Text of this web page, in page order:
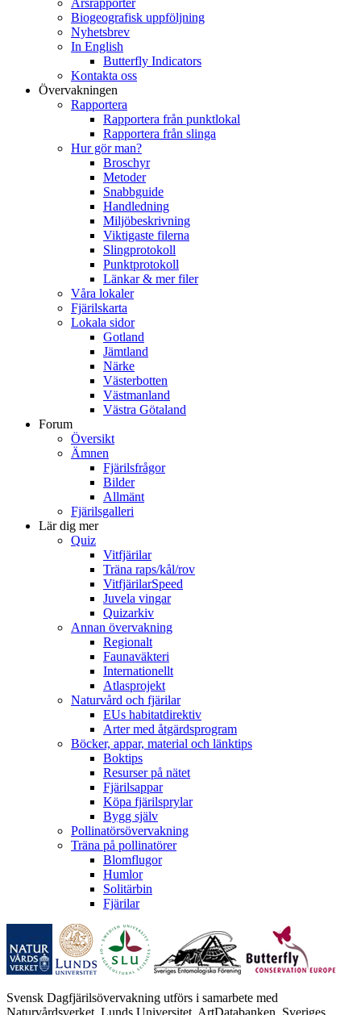
Biogeografisk uppföljning
Nyhetsbrev
In English
Butterfly Indicators
Kontakta oss
Övervakningen
Rapportera
Rapportera från punktlokal
Rapportera från slinga
Hur gör man?
Broschyr
Metoder
Snabbguide
Handledning
Miljöbeskrivning
Viktigaste filerna
Slingprotokoll
Punktprotokoll
Länkar & mer filer
Våra lokaler
Fjärilskarta
Lokala sidor
Gotland
Jämtland
Närke
Västerbotten
Västmanland
Västra Götaland
Forum
Översikt
Ämnen
Fjärilsfrågor
Bilder
Allmänt
Fjärilsgalleri
Lär dig mer
Quiz
Vitfjärilar
Träna raps/kål/rov
VitfjärilarSpeed
Juvela vingar
Quizarkiv
Annan övervakning
Regionalt
Faunaväkteri
Internationellt
Atlasprojekt
Naturvård och fjärilar
EUs habitatdirektiv
Arter med åtgärdsprogram
Böcker, appar, material och länktips
Boktips
Resurser på nätet
Fjärilsappar
Köpa fjärilsprylar
Bygg själv
Pollinatörsövervakning
Träna på pollinatörer
Blomflugor
Humlor
Solitärbin
Fjärilar
Svensk Dagfjärilsövervakning utförs i samarbete med
Naturvårdsverket, Lunds Universitet, ArtDatabanken, Sveriges